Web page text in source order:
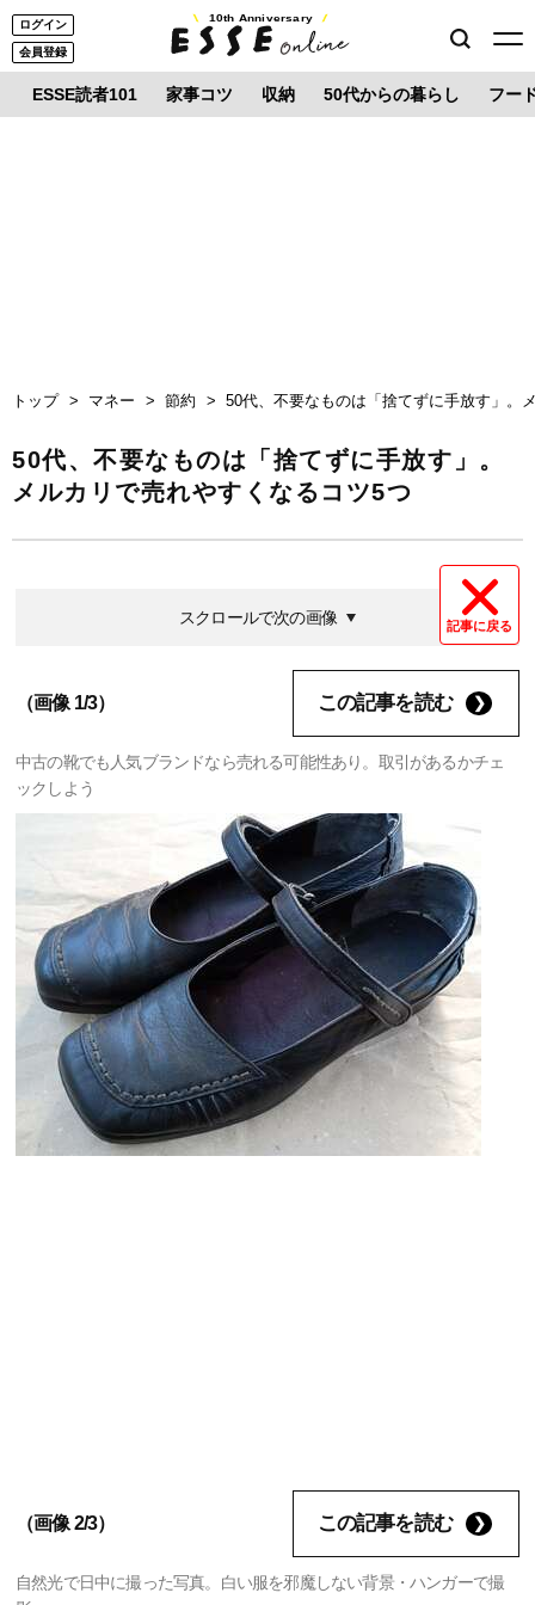
ログイン
会員登録
10th Anniversary
ESSE読者101 家事コツ 収納 50代からの暮らし フー
トップ マネー 節約 50代、不要なものは「捨てずに手放す」。
50代、不要なものは「捨てずに手放す」。
メルカリで売れやすくなるコツ5つ
記事に戻る
スクロールで次の画像
（画像 1/3） この記事を読む
中古の靴でも人気ブランドなら売れる可能性あり。取引があるかチェ
ックしよう
（画像 2/3） この記事を読む
自然光で日中に撮った写真。白い服を邪魔しない背景・ハンガーで撮